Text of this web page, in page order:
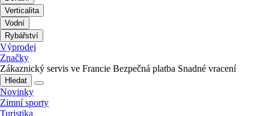
Verticalita
Vodní
Rybářství
Výprodej
Značky
Zákaznický servis ve Francie Bezpečná platba Snadné vracení
Hledat
Novinky
Zimní sporty
Turistika